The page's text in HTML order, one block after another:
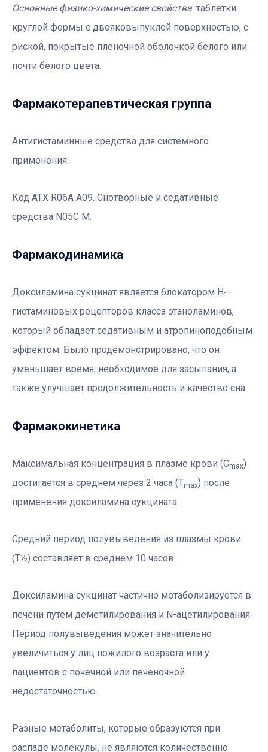
Основные физико-химические свойства: таблетки
круглой формы с двояковыпуклой поверхностью, с
риской, покрытые пленочной оболочкой белого или
почти белого цвета.
Фармакотерапевтичеcкая группа
Антигистаминные средства для системного
применения.
Код ATХ R06A A09. Снотворные и седативные
средства N05C M.
Фармакодинамика
Доксиламина сукцинат является блокатором Н1 -
гистаминовых рецепторов класса этаноламинов,
который обладает седативным и атропиноподобным
эффектом. Было продемонстрировано, что он
уменьшает время, необходимое для засыпания, а
также улучшает продолжительность и качество сна.
Фармакокинетика
Максимальная концентрация в плазме крови (Сmax)
достигается в среднем через 2 часа (Тmax) после
применения доксиламина сукцината.
Средний период полувыведения из плазмы крови
(Т½) составляет в среднем 10 часов.
Доксиламина сукцинат частично метаболизируется в
печени путем деметилирования и N-ацетилирования.
Период полувыведения может значительно
увеличиться у лиц пожилого возраста или у
пациентов с почечной или печеночной
недостаточностью.
Разные метаболиты, которые образуются при
распаде молекулы, не являются количественно